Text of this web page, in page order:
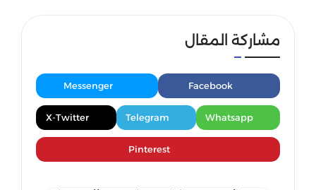
مشاركة المقال
Facebook
Messenger
Whatsapp
Telegram
X-Twitter
Pinterest